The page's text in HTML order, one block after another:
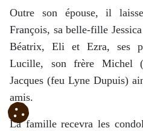
Outre son épouse, il
François, sa belle-fille
Béatrix, Eli et Ezra, ses
Lucille, son frère Michel
Jacques (feu Lyne Dupuis)
amis.
La famille recevra les